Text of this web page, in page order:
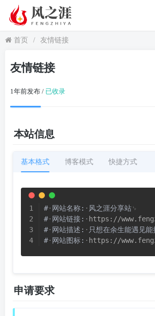
首页 / 友情链接
友情链接
1年前发布 / 已收录
本站信息
基本格式 博客模式 快捷方式
# 网站名称:
风之涯分享站
#
网站链接:
https://
#
网站描述:
只想在余生能遇见
#
网站图标: https://
申请要求